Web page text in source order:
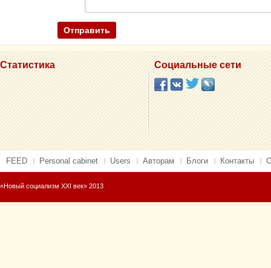
Статистика Социальные сети
FEED Personal cabinet Users Авторам Блоги Контакты
«Новый социализм XXI век» 2013